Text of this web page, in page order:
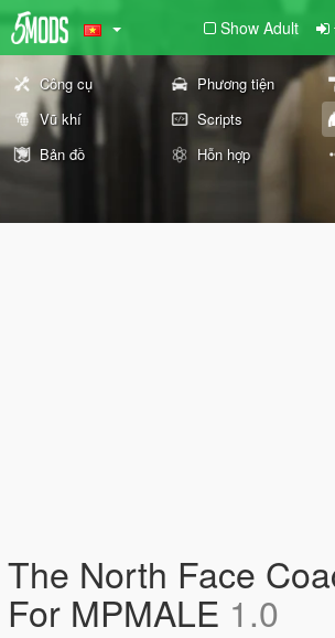
Show Adult
Công cụ Phương tiện
Vũ khí
Scripts
Bản đồ
Hỗn hợp
The North Face
For MPMALE 1.0